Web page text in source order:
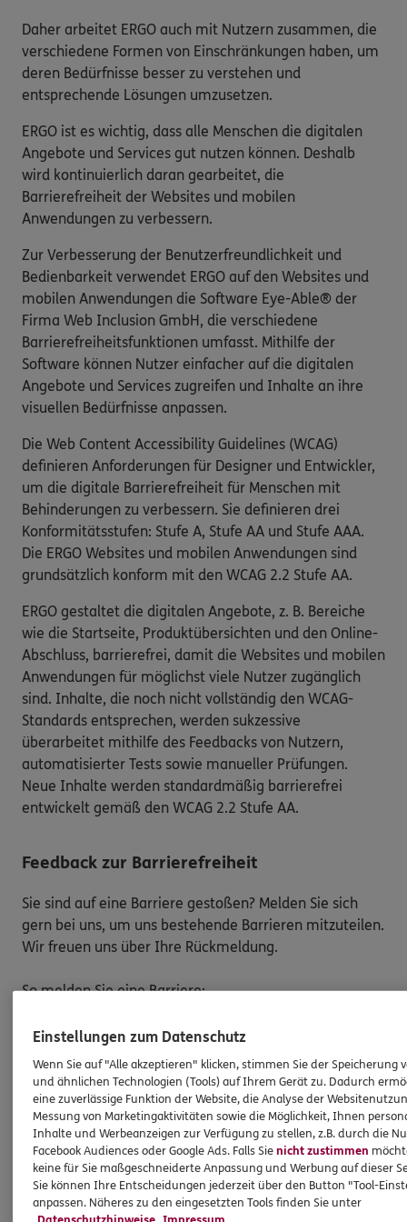
Daher arbeitet ERGO auch mit Nutzern zusammen, die
verschiedene Formen von Einschränkungen haben, um
deren Bedürfnisse besser zu verstehen und
entsprechende Lösungen umzusetzen.
ERGO ist es wichtig, dass alle Menschen die digitalen
Angebote und Services gut nutzen können. Deshalb
wird kontinuierlich daran gearbeitet, die
Barrierefreiheit der Websites und mobilen
Anwendungen zu verbessern.
Zur Verbesserung der Benutzerfreundlichkeit und
Bedienbarkeit verwendet ERGO auf den Websites und
mobilen Anwendungen die Software Eye-Able® der
Firma Web Inclusion GmbH, die verschiedene
Barrierefreiheitsfunktionen umfasst. Mithilfe der
Software können Nutzer einfacher auf die digitalen
Angebote und Services zugreifen und Inhalte an ihre
visuellen Bedürfnisse anpassen.
Die Web Content Accessibility Guidelines (WCAG)
definieren Anforderungen für Designer und Entwickler,
um die digitale Barrierefreiheit für Menschen mit
Behinderungen zu verbessern. Sie definieren drei
Konformitätsstufen: Stufe A, Stufe AA und Stufe AAA.
Die ERGO Websites und mobilen Anwendungen sind
grundsätzlich konform mit den WCAG 2.2 Stufe AA.
ERGO gestaltet die digitalen Angebote, z. B. Bereiche
wie die Startseite, Produktübersichten und den Online-
Abschluss, barrierefrei, damit die Websites und mobilen
Anwendungen für möglichst viele Nutzer zugänglich
sind. Inhalte, die noch nicht vollständig den WCAG-
Standards entsprechen, werden sukzessive
überarbeitet mithilfe des Feedbacks von Nutzern,
automatisierter Tests sowie manueller Prüfungen.
Neue Inhalte werden standardmäßig barrierefrei
entwickelt gemäß den WCAG 2.2 Stufe AA.
Feedback zur Barrierefreiheit
Sie sind auf eine Barriere gestoßen? Melden Sie sich
gern bei uns, um uns bestehende Barrieren mitzuteilen.
Wir freuen uns über Ihre Rückmeldung.
So melden Sie eine Barriere:
Bitte teilen Sie mit, auf welcher Webseite
eine Barriere gestoßen sind. Kopieren Sie hierzu
den Link aus der Adresszeile Ihres Browsers.
Schicken Sie den Link zusammen mit einem
Hinweis auf den Text oder Service, der Ihnen
Schwierigkeiten bereitet hat, an:
barriere.melden@ergo.de
Bitte senden Sie an diese E-Mail-Adresse nur
Anmerkungen zum Thema „Barrierefreiheit“und
Einstellungen zum Datenschutz
Wenn Sie auf "Alle akzeptieren" klicken, stimmen Sie der Speicherung
und ähnlichen Technologien (Tools) auf Ihrem Gerät zu. Dadurch
eine zuverlässige Funktion der Website, die Analyse der
Messung von Marketingaktivitäten sowie die Möglichkeit, Ihnen
Inhalte und Werbeanzeigen zur Verfügung zu stellen, z.B. durch die
Facebook Audiences oder Google Ads. Falls Sienicht zustimmen
keine für Sie maßgeschneiderte Anpassung und Werbung auf dieser
Sie können Ihre Entscheidungen jederzeit über den Button "Tool-
anpassen. Näheres zu den eingesetzten Tools finden Sie unter